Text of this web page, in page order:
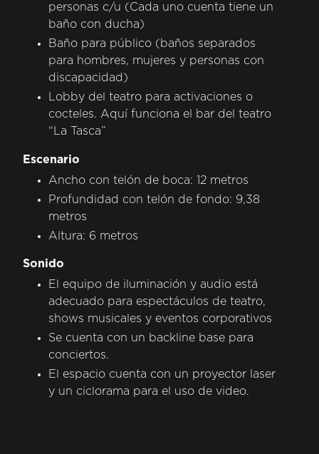
personas c/u (Cada uno cuenta tiene un
baño con ducha)
Baño para público (baños separados
para hombres, mujeres y personas con
discapacidad)
Lobby del teatro para activaciones o
cocteles. Aquí funciona el bar del teatro
“La Tasca”
Escenario
Ancho con telón de boca: 12 metros
Profundidad con telón de fondo: 9,38
metros
Altura: 6 metros
Sonido
El equipo de iluminación y audio está
adecuado para espectáculos de teatro,
shows musicales y eventos corporativos
Se cuenta con un backline base para
conciertos.
El espacio cuenta con un proyector laser
y un ciclorama para el uso de video.